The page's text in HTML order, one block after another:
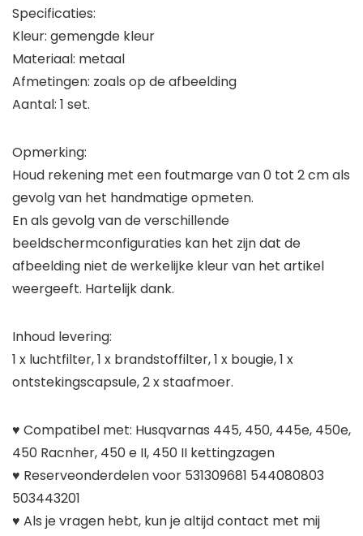
Specificaties:
Kleur: gemengde kleur
Materiaal: metaal
Afmetingen: zoals op de afbeelding
Aantal: 1 set.
Opmerking:
Houd rekening met een foutmarge van 0 tot 2 cm als
gevolg van het handmatige opmeten.
En als gevolg van de verschillende
beeldschermconfiguraties kan het zijn dat de
afbeelding niet de werkelijke kleur van het artikel
weergeeft. Hartelijk dank.
Inhoud levering:
1 x luchtfilter, 1 x brandstoffilter, 1 x bougie, 1 x
ontstekingscapsule, 2 x staafmoer.
♥ Compatibel met: Husqvarnas 445, 450, 445e, 450e,
450 Racnher, 450 e II, 450 II kettingzagen
♥ Reserveonderdelen voor 531309681 544080803
503443201
♥ Als je vragen hebt, kun je altijd contact met mij